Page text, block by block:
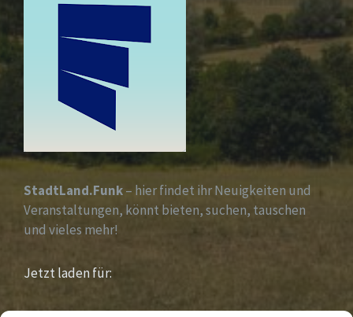
StadtLand.Funk– hier findet ihr Neuigkeiten und
Veranstaltungen, könnt bieten, suchen, tauschen
und vieles mehr!
Jetzt laden für: